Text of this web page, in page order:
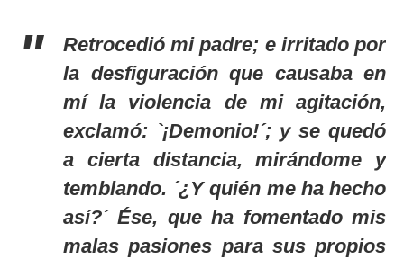
Retrocedió mi padre; e irritado por
la desfiguración que causaba en
mí la violencia de mi agitación,
exclamó: `¡Demonio!´; y se quedó
a cierta distancia, mirándome y
temblando. ´¿Y quién me ha hecho
así?´ Ése, que ha fomentado mis
malas pasiones para sus propios